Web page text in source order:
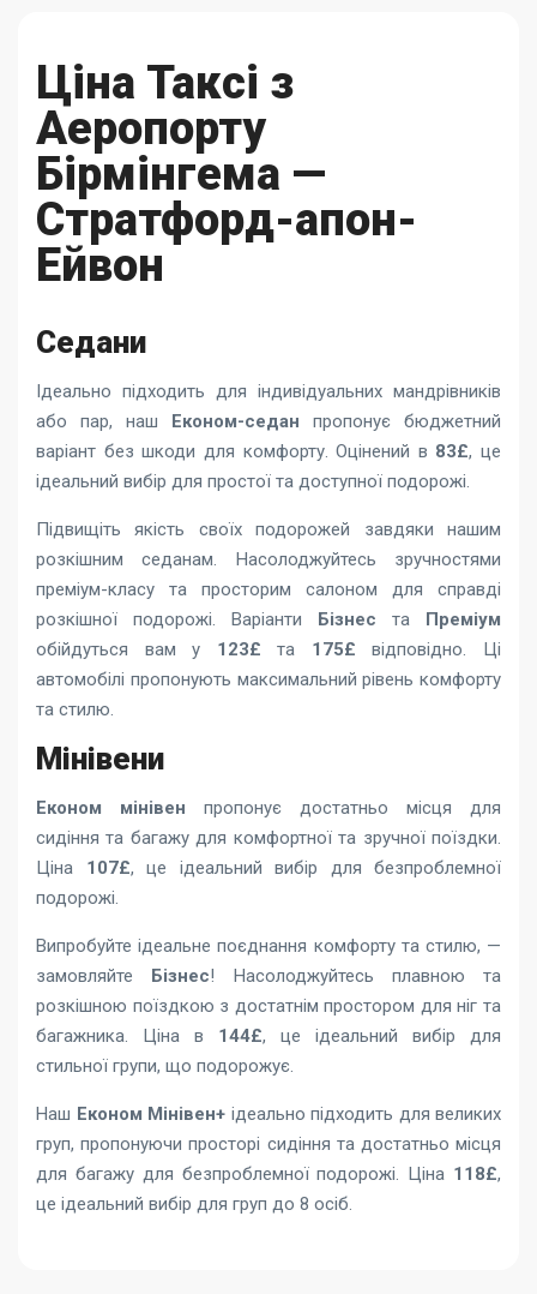
Ціна Таксі з
Аеропорту
Бірмінгема —
Стратфорд-апон-
Ейвон
Седани
Ідеально підходить для індивідуальних мандрівників
або пар, наш Економ-седан пропонує бюджетний
варіант без шкоди для комфорту. Оцінений в 83£, це
ідеальний вибір для простої та доступної подорожі.
Підвищіть якість своїх подорожей завдяки нашим
розкішним седанам. Насолоджуйтесь зручностями
преміум-класу та просторим салоном для справді
розкішної подорожі. Варіанти Бізнес та Преміум
обійдуться вам у 123£та 175£відповідно. Ці
автомобілі пропонують максимальний рівень комфорту
та стилю.
Мінівени
Економ мінівен пропонує достатньо місця для
сидіння та багажу для комфортної та зручної поїздки.
Ціна 107£, це ідеальний вибір для безпроблемної
подорожі.
Випробуйте ідеальне поєднання комфорту та стилю, —
замовляйте Бізнес! Насолоджуйтесь плавною та
розкішною поїздкою з достатнім простором для ніг та
багажника. Ціна в 144£, це ідеальний вибір для
стильної групи, що подорожує.
Наш Економ Мінівен+ ідеально підходить для великих
груп, пропонуючи просторі сидіння та достатньо місця
для багажу для безпроблемної подорожі. Ціна 118£,
це ідеальний вибір для груп до 8 осіб.